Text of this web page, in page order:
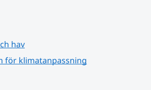
hav
för klimatanpassning